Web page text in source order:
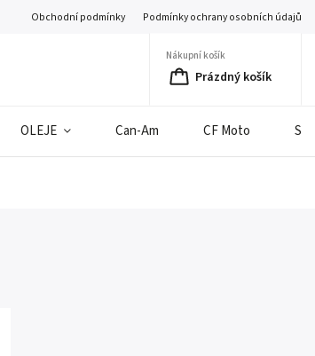
Obchodní podmínky Podmínky ochrany osobních údajů
Nákupní košík
Prázdný košík
OLEJE Can-Am CF Moto